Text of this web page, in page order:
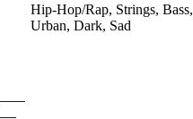
Hip-Hop/Rap, Strings, Bass,
Urban, Dark, Sad